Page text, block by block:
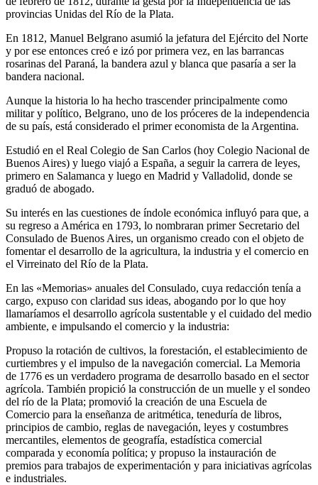
provincias Unidas del Río de la Plata.
En 1812, Manuel Belgrano asumió la jefatura del Ejército del Norte
y por ese entonces creó e izó por primera vez, en las barrancas
rosarinas del Paraná, la bandera azul y blanca que pasaría a ser la
bandera nacional.
Aunque la historia lo ha hecho trascender principalmente como
militar y político, Belgrano, uno de los próceres de la independencia
de su país, está considerado el primer economista de la Argentina.
Estudió en el Real Colegio de San Carlos (hoy Colegio Nacional de
Buenos Aires) y luego viajó a España, a seguir la carrera de leyes,
primero en Salamanca y luego en Madrid y Valladolid, donde se
graduó de abogado.
Su interés en las cuestiones de índole económica influyó para que, a
su regreso a América en 1793, lo nombraran primer Secretario del
Consulado de Buenos Aires, un organismo creado con el objeto de
fomentar el desarrollo de la agricultura, la industria y el comercio en
el Virreinato del Río de la Plata.
En las «Memorias» anuales del Consulado, cuya redacción tenía a
cargo, expuso con claridad sus ideas, abogando por lo que hoy
llamaríamos el desarrollo agrícola sustentable y el cuidado del medio
ambiente, e impulsando el comercio y la industria:
Propuso la rotación de cultivos, la forestación, el establecimiento de
curtiembres y el impulso de la navegación comercial. La Memoria
de 1776 es un verdadero programa de desarrollo basado en el sector
agrícola. También propició la construcción de un muelle y el sondeo
del río de la Plata; promovió la creación de una Escuela de
Comercio para la enseñanza de aritmética, teneduría de libros,
principios de cambio, reglas de navegación, leyes y costumbres
mercantiles, elementos de geografía, estadística comercial
comparada y economía política; y propuso la instauración de
premios para trabajos de experimentación y para iniciativas agrícolas
e industriales.